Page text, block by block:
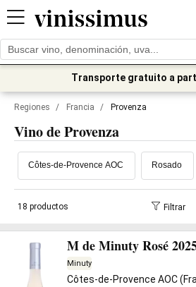
Transporte gratuito a
Regiones / Francia / Provenza
Vino de Provenza
Côtes-de-Provence AOC Rosado
18 productos Filtrar
M de Minuty Rosé
Minuty
Côtes-de-Provence AOC